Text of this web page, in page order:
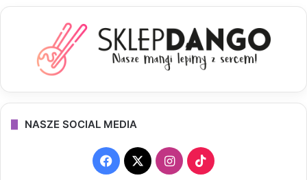
NASZE SOCIAL MEDIA
F
X
I
T